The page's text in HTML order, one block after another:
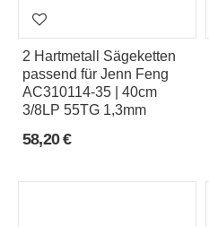
2 Hartmetall Sägeketten
passend für Jenn Feng
AC310114-35 | 40cm
3/8LP 55TG 1,3mm
58,20 €
l
u
g